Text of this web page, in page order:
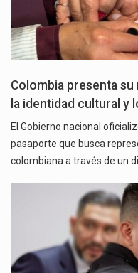
Colombia presenta
la identidad cultural y
El Gobierno nacional
pasaporte que busca
colombiana a través de un